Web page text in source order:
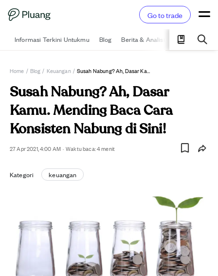
Go to trade
Informasi Terkini Untukmu Blog Berita & Analisis Pelajari
Home / Blog / Keuangan / Susah Nabung? Ah, Dasar Kamu. Mending Baca Cara Konsisten Nabung Di Sini!
Susah Nabung? Ah, Dasar
Kamu. Mending Baca Cara
Konsisten Nabung di Sini!
27 Apr 2021, 4:00 AM · Waktu baca:4menit
Kategori keuangan